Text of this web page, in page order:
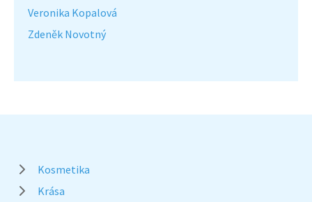
Veronika Kopalová
Zdeněk Novotný
Kosmetika
Krása